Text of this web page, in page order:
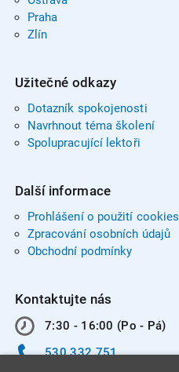
Praha
Zlín
Užitečné odkazy
Dotazník spokojenosti
Navrhnout téma školení
Spolupracující lektoři
Další informace
Prohlášení o použití cookies
Zpracování osobních údajů
Obchodní podmínky
Kontaktujte nás
7:30 - 16:00 (Po - Pá)
530 332 751